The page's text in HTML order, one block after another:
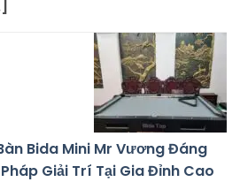
Bida Mini Mr Vương Đáng
Giải Trí Tại Gia Đỉnh Cao